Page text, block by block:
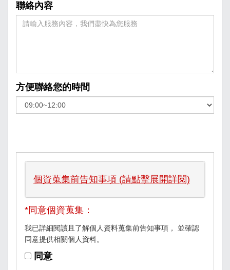
聯絡內容
方便聯絡您的時間
個資蒐集前告知事項 (請點擊展開詳閱)
*同意個資蒐集：
我已詳細閱讀且了解個人資料蒐集前告知事項， 並確認
同意提供相關個人資料。
同意